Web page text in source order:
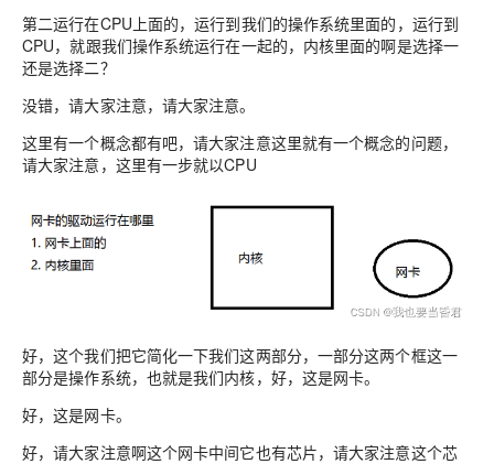
第二运行在CPU上面的，运行到我们的操作系统里面的，运行到
CPU，就跟我们操作系统运行在一起的，内核里面的啊是选择一
还是选择二？
没错，请大家注意，请大家注意。
这里有一个概念都有吧，请大家注意这里就有一个概念的问题，
请大家注意，这里有一步就以CPU
好，这个我们把它简化一下我们这两部分，一部分这两个框这一
部分是操作系统，也就是我们内核，好，这是网卡。
好，这是网卡。
好，请大家注意啊这个网卡中间它也有芯片，请大家注意这个芯